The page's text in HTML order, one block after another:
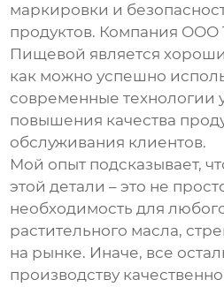
маркировки и
продуктов. Компания ООО
Пищевой является
как можно успешно
современные технологии
повышения качества
обслуживания клиентов.
Мой опыт подсказывает,
этой детали – это не
необходимость для
растительного масла,
на рынке. Иначе, все
производству